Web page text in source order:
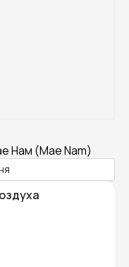
Нам (Mae Nam)